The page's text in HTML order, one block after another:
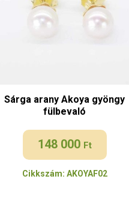
Sárga arany Akoya gyöngy
fülbevaló
148 000 Ft
Cikkszám: AKOYAF02